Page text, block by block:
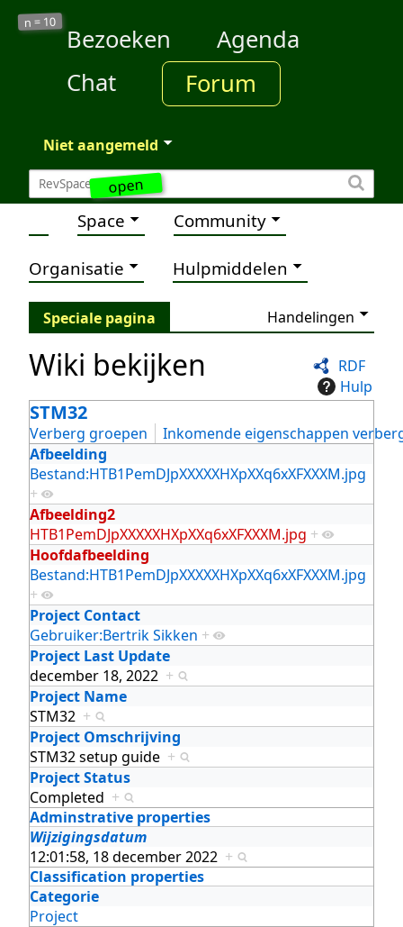
open
n = 10
Bezoeken
Agenda
Chat
Forum
Niet aangemeld
Space Community
Organisatie Hulpmiddelen
Speciale pagina Handelingen
RDF
Hulp
Wiki bekijken
STM32
Verberg groepen
Inkomende eigenschappen
Afbeelding
Bestand:HTB1PemDJpXXXXXHXpXXq6xXFXXXM.jpg
+
Afbeelding2
HTB1PemDJpXXXXXHXpXXq6xXFXXXM.jpg +
Hoofdafbeelding
Bestand:HTB1PemDJpXXXXXHXpXXq6xXFXXXM.jpg
+
Project Contact
Gebruiker:Bertrik Sikken +
Project Last Update
december 18, 2022 +
Project Name
STM32 +
Project Omschrijving
STM32 setup guide +
Project Status
Completed +
Adminstrative properties
Wijzigingsdatum
12:01:58, 18 december 2022 +
Classification properties
Categorie
Project